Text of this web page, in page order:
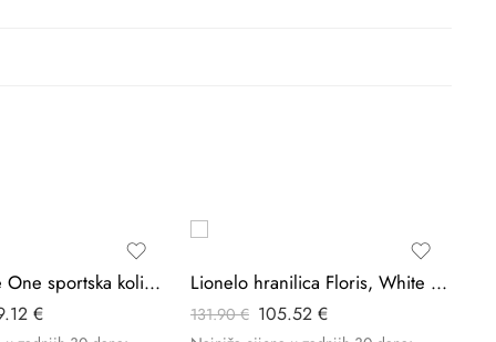
Lionelo Julie One sportska kolica, Black Gold
€
Lionelo hranilica Floris, White Natural
131.90€ 105.52 €